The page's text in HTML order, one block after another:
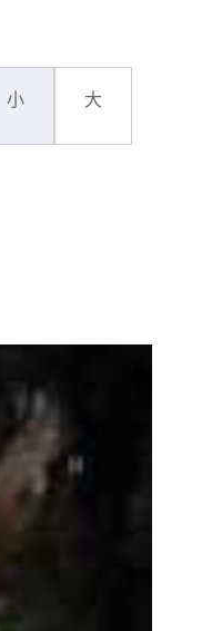
小 大